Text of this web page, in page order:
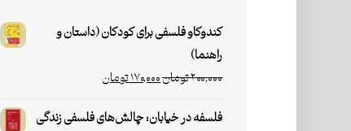
کندوکاو فلسفی برای کودکان (داستان و
راهنما)
۲۰۰,۰۰۰تومان۱۷۰,۰۰۰تومان
فلسفه در خیابان: چالش‌های فلسفی زندگی